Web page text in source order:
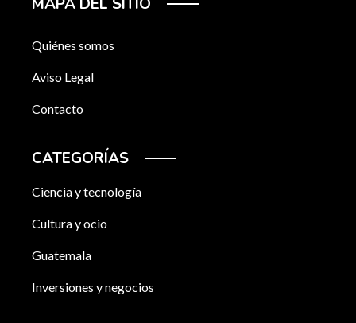
MAPA DEL SITIO
Quiénes somos
Aviso Legal
Contacto
CATEGORÍAS
Ciencia y tecnología
Cultura y ocio
Guatemala
Inversiones y negocios